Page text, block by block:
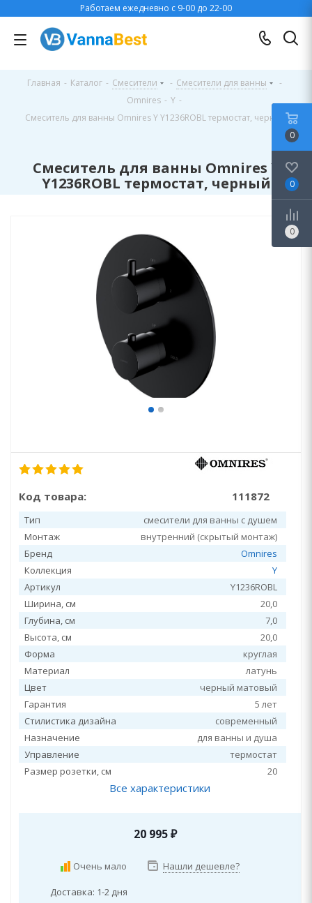
Работаем ежедневно с 9-00 до 22-00
Главная - Каталог - Смесители - Смесители для ванны
-
Omnires - Y -
Смеситель для ванны Omnires Y Y1236ROBL термостат, черный
Смеситель для ванны Omnires Y
Y1236ROBL термостат, черный
Код товара: 111872
Тип
смесители для ванны с душем
Монтаж
внутренний (скрытый монтаж)
Бренд
Omnires
Коллекция
Y
Артикул
Y1236ROBL
Ширина, см
20,0
Глубина, см
7,0
Высота, см
20,0
Форма
круглая
Материал
латунь
Цвет
черный матовый
Гарантия
5 лет
Стилистика дизайна
современный
Назначение
для ванны и душа
Управление
термостат
Размер розетки, см
20
Все характеристики
20 995₽
Очень мало Нашли дешевле?
Доставка: 1-2 дня
0
0
0